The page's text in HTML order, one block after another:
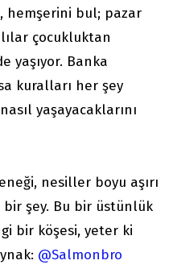
hemşerini bul; pazar
çocukluktan
yaşıyor. Banka
kuralları her şey
yaşayacaklarını
nesiller boyu aşırı
şey. Bu bir üstünlük
bir köşesi, yeter ki
@Salmonbro